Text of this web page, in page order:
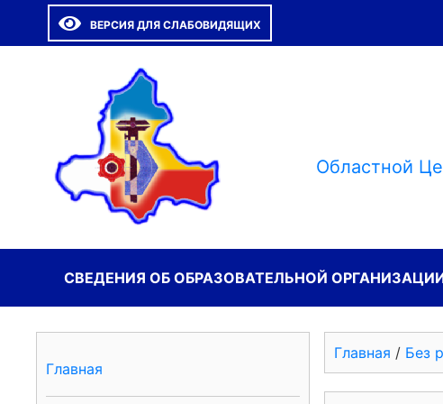
ВЕРСИЯ ДЛЯ СЛАБОВИДЯЩИХ
Областной
СВЕДЕНИЯ ОБ ОБРАЗОВАТЕЛЬНОЙ
Главная
Главная / Без